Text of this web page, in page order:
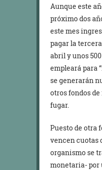
Aunque este
próximo dos
este mes
pagar la
abril y unos
empleará para
se generarán
otros fondos
fugar.
Puesto de otra
vencen cuotas
organismo se
monetaria- por